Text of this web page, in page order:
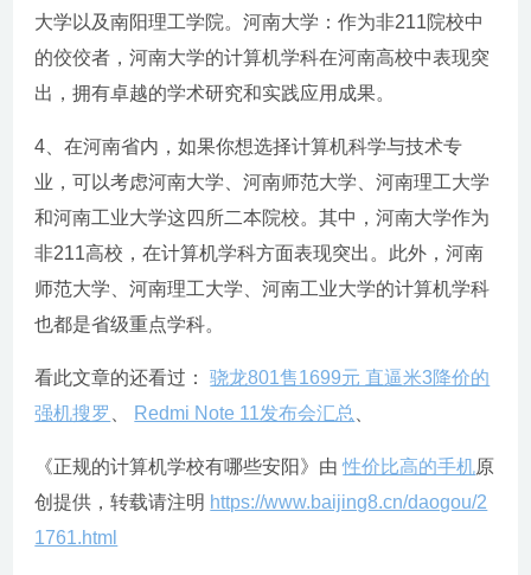
大学以及南阳理工学院。河南大学：作为非211院校中
的佼佼者，河南大学的计算机学科在河南高校中表现突
出，拥有卓越的学术研究和实践应用成果。
4、在河南省内，如果你想选择计算机科学与技术专
业，可以考虑河南大学、河南师范大学、河南理工大学
和河南工业大学这四所二本院校。其中，河南大学作为
非211高校，在计算机学科方面表现突出。此外，河南
师范大学、河南理工大学、河南工业大学的计算机学科
也都是省级重点学科。
看此文章的还看过：骁龙801售1699元 直逼米3降价的
强机搜罗
Redmi Note 11发布会汇总
《正规的计算机学校有哪些安阳》由性价比高的手机原
创提供，转载请注明 https://www.baijing8.cn/daogou/2
1761.html